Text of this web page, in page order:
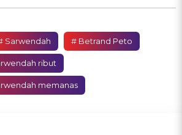
Sarwendah # Betrand Peto
ribut
memanas